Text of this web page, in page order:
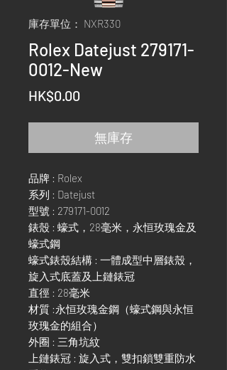
庫存單位： NXR330
Rolex Datejust 279171-
0012-New
HK$0.00
無庫存
品牌 : Rolex
系列 : Datejust
型號 : 279171-0012
錶殼 : 蠔式，28毫米，永恒玫瑰金及
蠔式鋼
蠔式錶殼結構 : 一體成型中層錶殼，
旋入式底蓋及上鏈錶冠
直徑 : 28毫米
材質 :永恒玫瑰金鋼（蠔式鋼與永恒
玫瑰金的組合）
外圈 : 三角坑紋
上鏈錶冠 : 旋入式，雙扣鎖雙重防水